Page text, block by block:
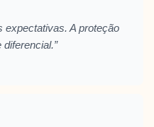
expectativas. A proteção